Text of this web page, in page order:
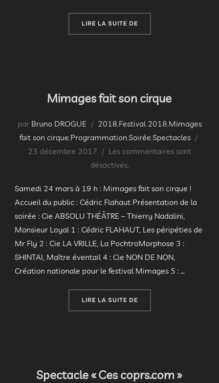
LIRE LA SUITE DE« PROGRAMME
Mimages fait son cirque
par Bruno DROGUE 2018,Festival 2018,Mimages
fait son cirque,Programmation,Soirée,Spectacles
23 décembre 2017
Les commentaires sont
désactivés.
Samedi 24 mars à 19 h : Mimages fait son cirque !
Accueil du public : Cédric Flahaut Présentation de la
soirée : Cie ABSOLU THÉÂTRE – Thierry Nadalini,
Monsieur Loyal 1 : Cédric FLAHAUT, Les péripéties de
Mr Fly 2 : Cie LA VRILLE, La PochtroMorphose 3 :
SHINTAI, Maître éventail 4 : Cie NON DE NON,
Création nationale pour le festival Mimages 5 : …
LIRE LA SUITE DE« MIMAGES FAIT SON
Spectacle « Ces coprs.com »